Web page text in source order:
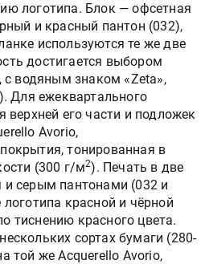
логотипа. Блок — офсетная
и красный пантон (032),
используются те же две
достигается выбором
водяным знаком «Zeta»,
). Для ежеквартального
верхней его части и подложек
Avorio,
тонированная в
(300 г/м2). Печать в две
серым пантонами (032 и
красной и чёрной
тиснению красного цвета.
сортах бумаги (280-
той же Acquerello Avorio,